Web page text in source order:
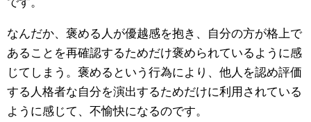
です。
なんだか、褒める人が優越感を抱き、自分の方が格上で
あることを再確認するためだけ褒められているように感
じてしまう。褒めるという行為により、他人を認め評価
する人格者な自分を演出するためだけに利用されている
ように感じて、不愉快になるのです。